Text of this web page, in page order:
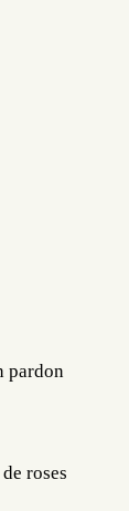
pardon
roses